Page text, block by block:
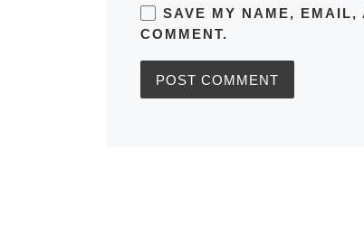
SAVE MY NAME, EMAIL,
COMMENT.